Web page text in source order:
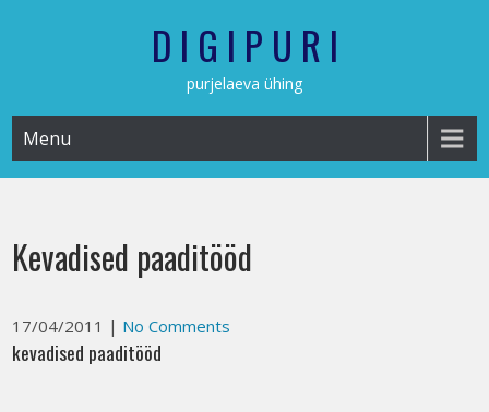
D I G I P U R I
purjelaeva ühing
Menu
Kevadised paaditööd
17/04/2011 | No Comments
kevadised paaditööd